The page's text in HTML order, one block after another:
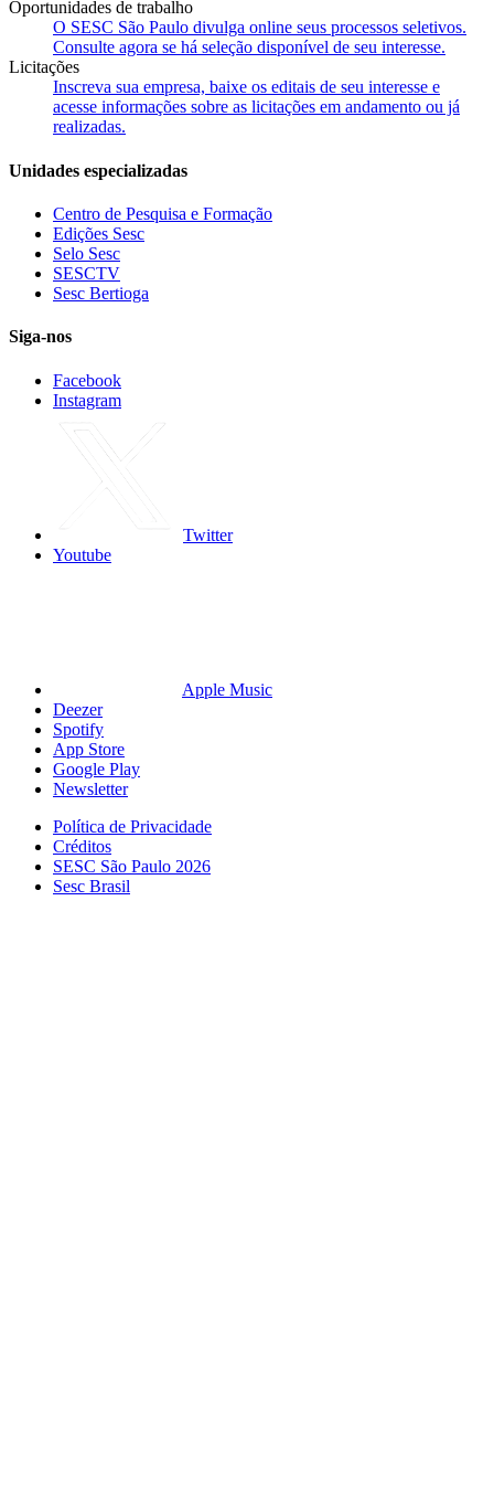
Oportunidades de trabalho
O SESC São Paulo divulga online seus processos seletivos.
Consulte agora se há seleção disponível de seu interesse.
Licitações
Inscreva sua empresa, baixe os editais de seu interesse e
acesse informações sobre as licitações em andamento ou já
realizadas.
Unidades especializadas
Centro de Pesquisa e Formação
Edições Sesc
Selo Sesc
SESCTV
Sesc Bertioga
Siga-nos
Facebook
Instagram
Twitter
Youtube
Apple Music
Deezer
Spotify
App Store
Google Play
Newsletter
Política de Privacidade
Créditos
SESC São Paulo 2026
Sesc Brasil